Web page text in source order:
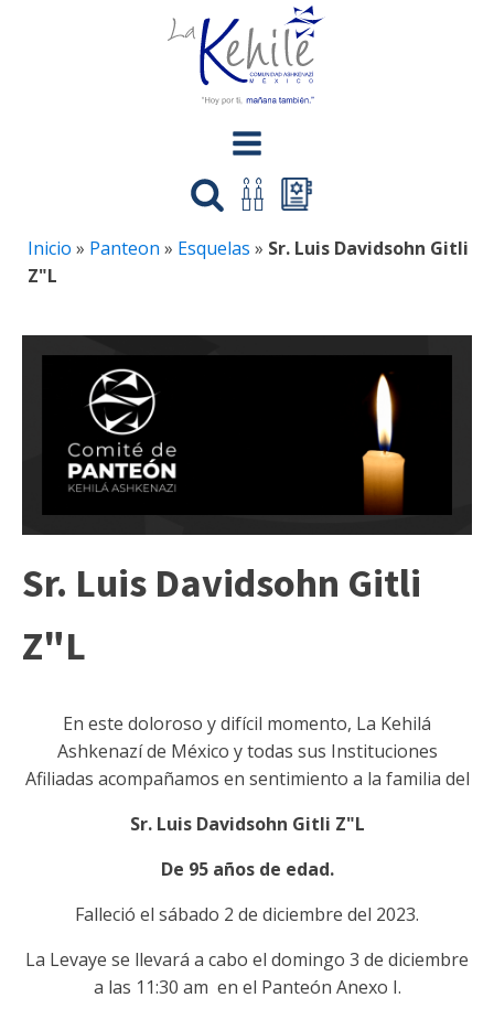
Inicio » Panteon » Esquelas » Sr. Luis Davidsohn Gitli
Z"L
Sr. Luis Davidsohn Gitli
Z"L
En este doloroso y difícil momento, La Kehilá
Ashkenazí de México y todas sus Instituciones
Afiliadas acompañamos en sentimiento a la familia del
Sr. Luis Davidsohn Gitli Z"L
De 95 años de edad.
Falleció el sábado 2 de diciembre del 2023.
La Levaye se llevará a cabo el domingo 3 de diciembre
a las 11:30 am en el Panteón Anexo I.